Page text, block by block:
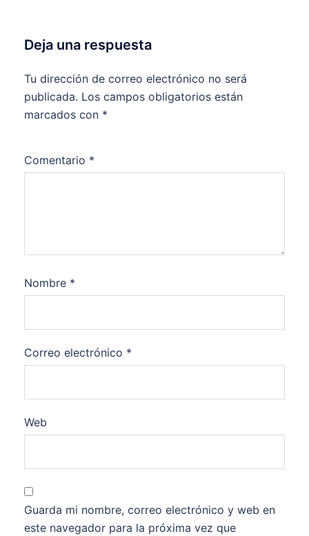
Deja una respuesta
Tu dirección de correo electrónico no será
publicada. Los campos obligatorios están
marcados con *
Comentario *
Nombre *
Correo electrónico *
Web
Guarda mi nombre, correo electrónico y web en
este navegador para la próxima vez que